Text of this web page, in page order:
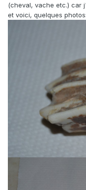
(cheval, vache etc.) car
et voici, quelques